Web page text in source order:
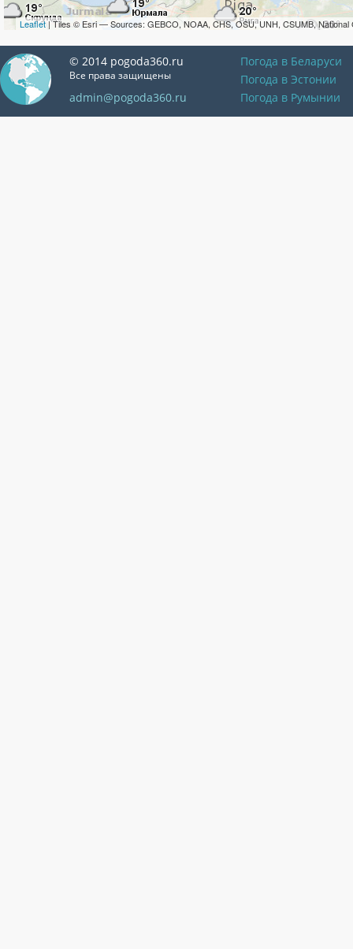
Leaflet| Tiles © Esri — Sources: GEBCO, NOAA, CHS, OSU, UNH, CSUMB, National
© 2014 pogoda360.ru
Все права защищены
admin@pogoda360.ru
Погода в Беларуси
Погода в Эстонии
Погода в Румынии